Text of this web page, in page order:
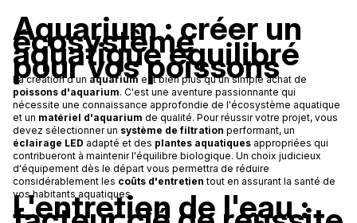
Aquarium : créer un
écosystème
aquatique équilibré
pour vos poissons
La création d'un aquarium est bien plus qu'un simple achat de
poissons d'aquarium. C'est une aventure passionnante qui
nécessite une connaissance approfondie de l'écosystème aquatique
et un matériel d'aquarium de qualité. Pour réussir votre projet, vous
devez sélectionner un système de filtration performant, un
éclairage LED adapté et des plantes aquatiques appropriées qui
contribueront à maintenir l'équilibre biologique. Un choix judicieux
d'équipement dès le départ vous permettra de réduire
considérablement les coûts d'entretien tout en assurant la santé de
vos habitants aquatiques.
L'entretien de l'eau :